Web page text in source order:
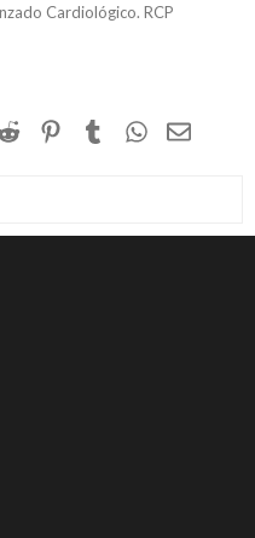
Cardiológico. RCP
Reddit Pinterest
TumblrWhatsApp
Email